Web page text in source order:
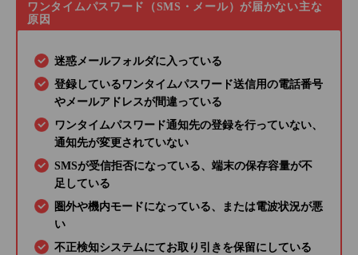
ワンタイムパスワード（SMS・メール）が届かない主な
原因
迷惑メールフォルダに入っている
登録しているワンタイムパスワード送信用の電話番号
やメールアドレスが間違っている
ワンタイムパスワード通知先の登録を行っていない、
通知先が変更されていない
SMSが受信拒否になっている、端末の保存容量が不
足している
圏外や機内モードになっている、または電波状況が悪
い
不正検知システムにてお取り引きを保留にしている